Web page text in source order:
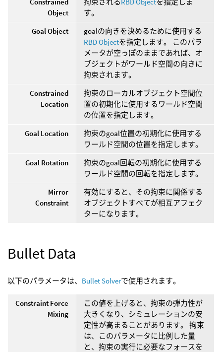
Object
す。
Goal Object
goalの向きを決めるために使用する
RBD Objectを指定します。 このパラ
メータが空っぽのままであれば、オ
ブジェクトがワールド空間の向きに
拘束されます。
Constrained
Location
拘束のローカルオブジェクト空間位
置の初期化に使用するワールド空間
の位置を指定します。
Goal Location
拘束のgoal位置の初期化に使用する
ワールド空間の位置を指定します。
Goal Rotation
拘束のgoal回転の初期化に使用する
ワールド空間の回転を指定します。
Mirror
Constraint
有効にすると、その拘束に関係する
オブジェクトすべてが相互アフェク
ターになります。
Bullet Data
以下のパラメータは、 Bullet Solverで使用されます。
Constraint Force
Mixing
この値を上げると、拘束の弾力性が
大きくなり、シミュレーションの安
定性が高まることがあります。 拘束
は、このパラメータに比例した量
と、拘束の実行に必要なフォースを